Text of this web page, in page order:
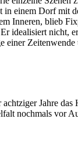
einem Dorf mit
Inneren, blieb
idealisiert nicht,
Jahre das
nochmals vor